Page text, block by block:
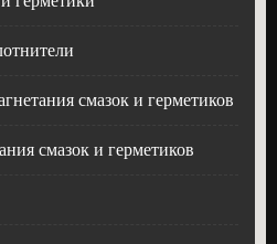
смазок и герметиков
смазок и герметиков